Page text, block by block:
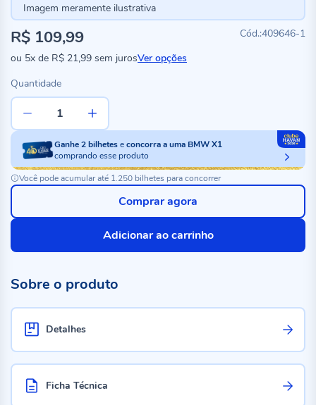
Imagem meramente ilustrativa
409646-1
R$ 109,99
ou 5x de R$ 21,99 sem jurosVer opções
Quantidade
Ganhe2bilheteseconcorra a uma BMW X1
comprando esse produto
Você pode acumular até 1.250 bilhetes para concorrer
Adicionar ao carrinho
Comprar agora
Sobre o produto
Detalhes
Ficha Técnica